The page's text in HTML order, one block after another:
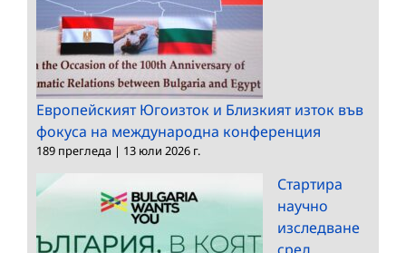
Европейският Югоизток и Близкият изток във
фокуса на международна конференция
189 прегледа | 13 юли 2026 г.
Стартира
научно
изследване